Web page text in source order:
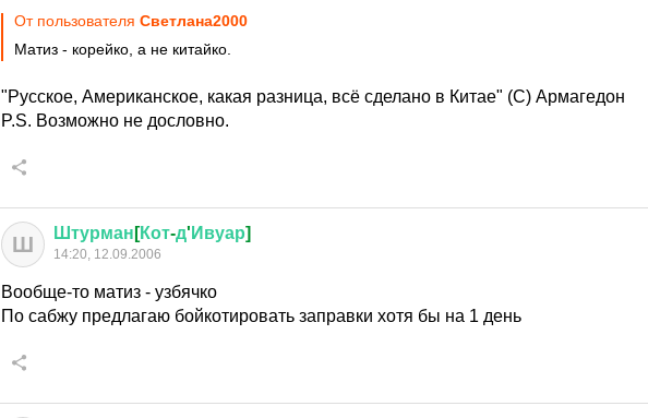
От пользователя Светлана2000
Матиз - корейко, а не китайко.
"Русское, Американское, какая разница, всё сделано в Китае" (С) Армагедон
P.S. Возможно не дословно.
Ш Штурман [Кот-д' Ивуар]
14:20, 12.09.2006
Вообще-то матиз - узбячко
По сабжу предлагаю бойкотировать заправки хотя бы на 1 день